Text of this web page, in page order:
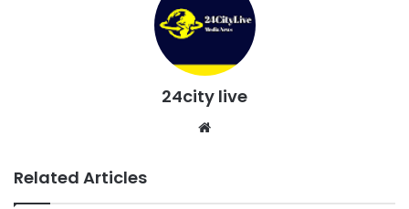
24city live
Related Articles